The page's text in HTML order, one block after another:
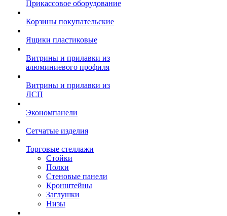
Прикассовое оборудование
Корзины покупательские
Ящики пластиковые
Витрины и прилавки из
алюминиевого профиля
Витрины и прилавки из
ЛСП
Экономпанели
Сетчатые изделия
Торговые стеллажи
Стойки
Полки
Стеновые панели
Кронштейны
Заглушки
Низы